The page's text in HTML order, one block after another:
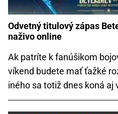
Odvetný titulový zápas
naživo online
Ak patríte k fanúšikom
víkend budete mať ťažké
iného sa totiž dnes koná aj